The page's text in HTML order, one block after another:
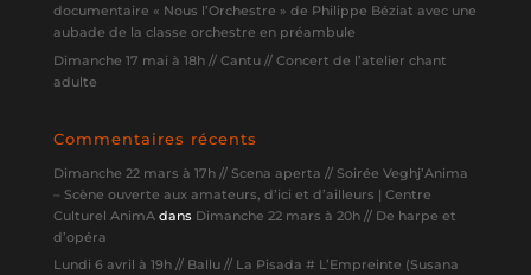
documentaire « Nous l’Orchestre » de Philippe Béziat avec une
aubade de la classe orchestre en préambule
Dimanche 17 mai à 18h // Cantu // Concert de l’atelier chant
adulte
Commentaires récents
Dimanche 22 mars à 17h // Scena aperta // Soirée Veghj’Anima
– Scène ouverte aux amateurs, d’ici et d’ailleurs | Centre
Culturel AnimAdans Dimanche 22 mars à 20h // De harpe et
d’opéra
Lundi 6 avril à 19h // Ballu // La Pisada # L’Empreinte (Susana